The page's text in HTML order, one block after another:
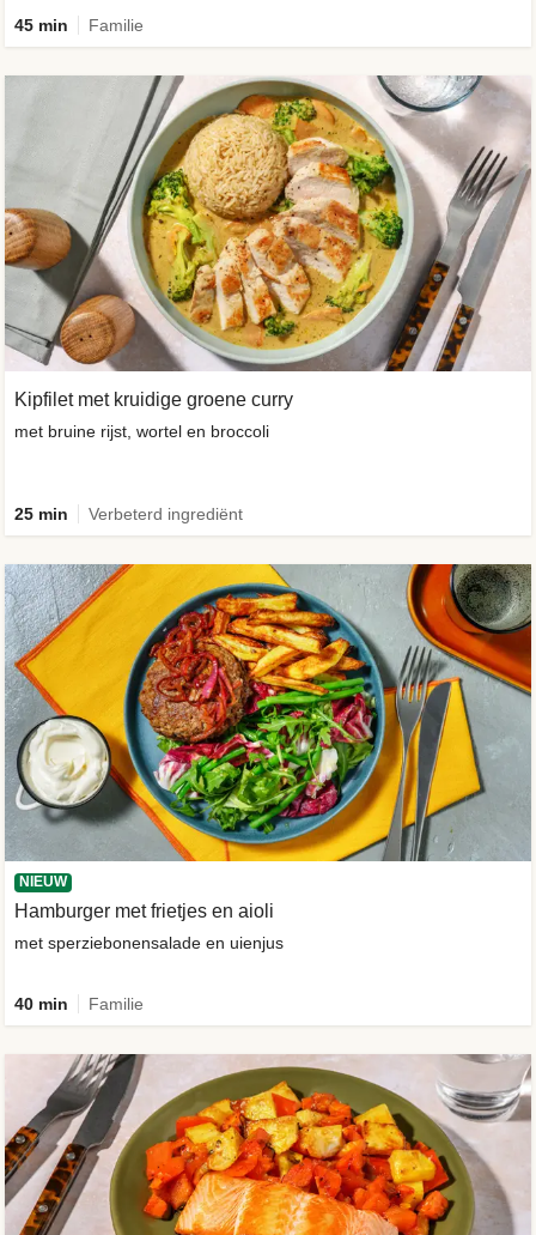
45 min Familie
Kipfilet met kruidige groene curry
met bruine rijst, wortel en broccoli
25 min Verbeterd ingrediënt
NIEUW
Hamburger met frietjes en aioli
met sperziebonensalade en uienjus
40 min Familie